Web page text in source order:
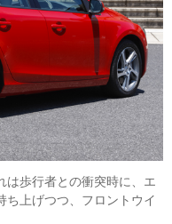
歩行者との衝突時に、エ
ち上げつつ、フロントウイ